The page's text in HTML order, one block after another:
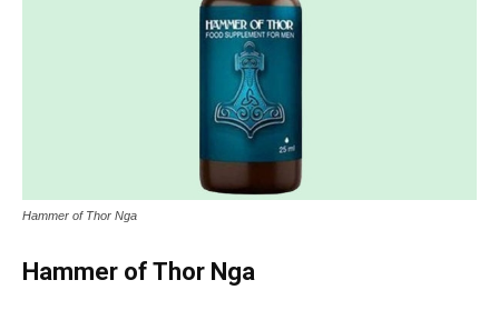
Hammer of Thor Nga
Hammer of Thor Nga